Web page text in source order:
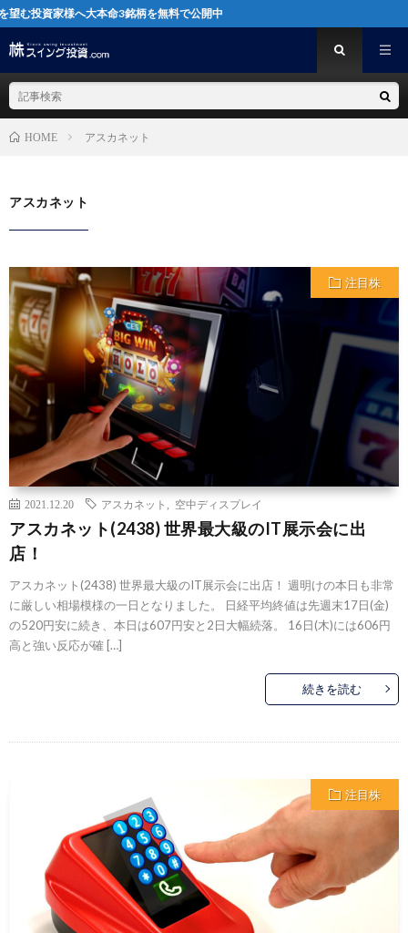
家様へ大本命3銘柄を無料で公開中
HOME アスカネット
アスカネット
注目株
2021.12.20 アスカネット 空中ディスプレイ
アスカネット(2438) 世界最大級のIT展示会に出
店！
アスカネット(2438) 世界最大級のIT展示会に出店！ 週明けの本日も非常
に厳しい相場模様の一日となりました。 日経平均終値は先週末17日(金)
の520円安に続き、本日は607円安と2日大幅続落。 16日(木)には606円
高と強い反応が確 […]
続きを読む
注目株